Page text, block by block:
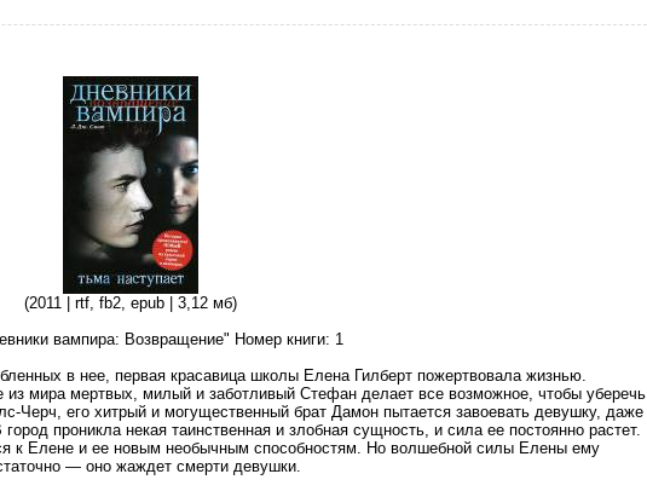
(2011 | rtf, fb2, epub | 3,12 мб)
вампира: Возвращение" Номер книги: 1
в нее, первая красавица школы Елена Гилберт пожертвовала жизнью.
из мира мертвых, милый и заботливый Стефан делает все возможное, чтобы уберечь
Черч, его хитрый и могущественный брат Дамон пытается завоевать девушку, даже
проникла некая таинственная и злобная сущность, и сила ее постоянно растет.
к Елене и ее новым необычным способностям. Но волшебной силы Елены ему
— оно жаждет смерти девушки.